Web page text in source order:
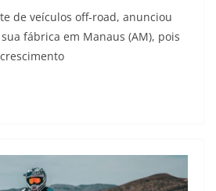
de veículos off-road, anunciou
fábrica em Manaus (AM), pois